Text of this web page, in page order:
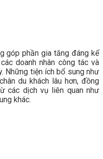
góp phần gia tăng đáng kể
doanh nhân công tác và
Những tiện ích bổ sung như
du khách lâu hơn, đồng
các dịch vụ liên quan như
khác.